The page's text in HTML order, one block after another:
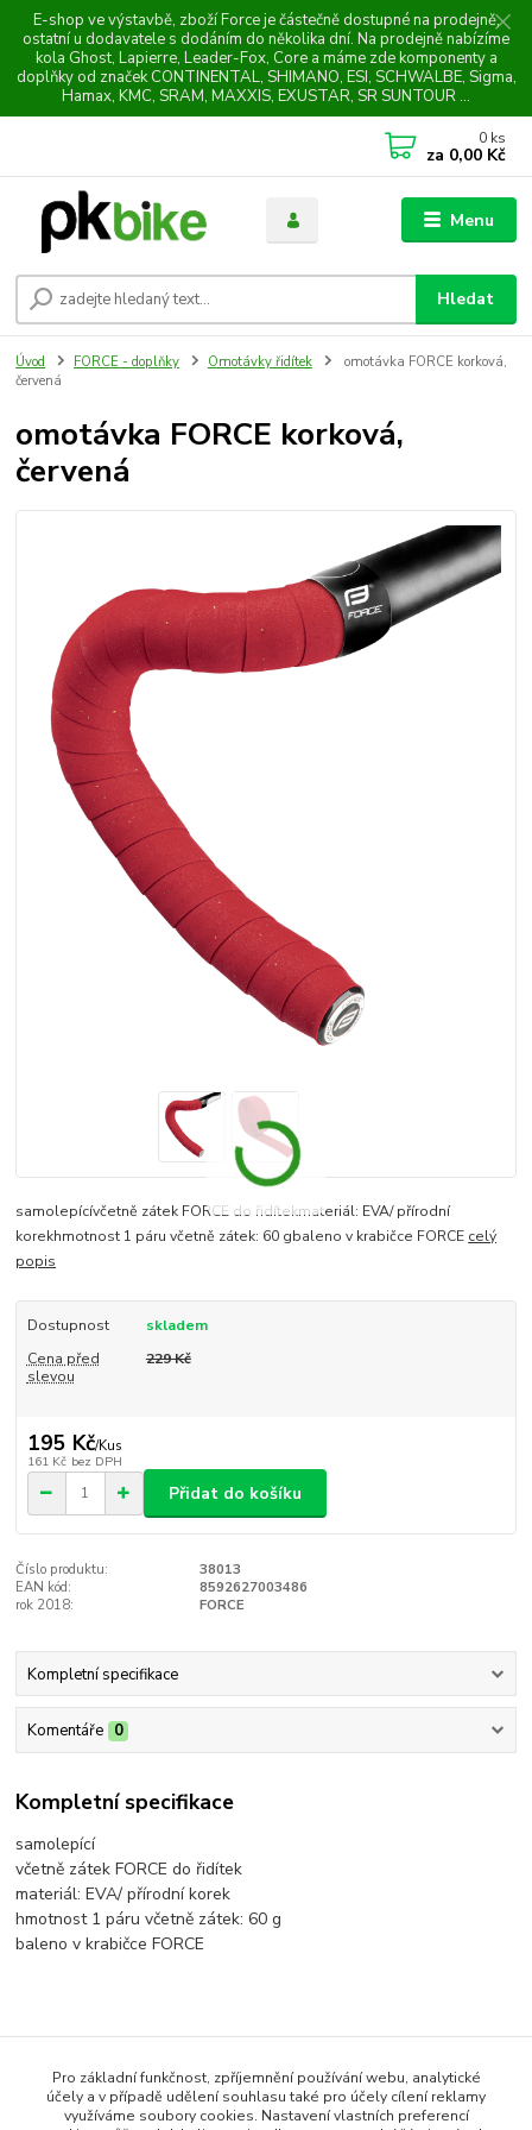
E-shop ve výstavbě, zboží Force je částečně dostupné na prodejně,
ostatní u dodavatele s dodáním do několika dní. Na prodejně nabízíme
kola Ghost, Lapierre, Leader-Fox, Core a máme zde komponenty a
doplňky od značek CONTINENTAL, SHIMANO, ESI, SCHWALBE, Sigma,
Hamax, KMC, SRAM, MAXXIS, EXUSTAR, SR SUNTOUR ...
Menu
Hledat
0 ks
za 0,00 Kč
Úvod FORCE - doplňky Omotávky řidítek
omotávka FORCE korková,
červená
omotávka FORCE korková,
červená
samolepícívčetně zátek FORCE do řidítekmateriál: EVA/ přírodní
korekhmotnost 1 páru včetně zátek: 60 gbaleno v krabičce FORCE celý
popis
Dostupnost
skladem
Cena před
slevou
229 Kč
195 Kč/Kus
161 Kč bez DPH
Přidat do košíku
Číslo produktu:
38013
EAN kód:
8592627003486
rok 2018:
FORCE
Kompletní specifikace
Komentáře 0
Kompletní specifikace
samolepící
včetně zátek FORCE do řidítek
materiál: EVA/ přírodní korek
hmotnost 1 páru včetně zátek: 60 g
baleno v krabičce FORCE
FORCE - doplňky
Pro základní funkčnost, zpříjemnění používání webu, analytické
účely a v případě udělení souhlasu také pro účely cílení reklamy
využíváme soubory cookies. Nastavení vlastních preferencí